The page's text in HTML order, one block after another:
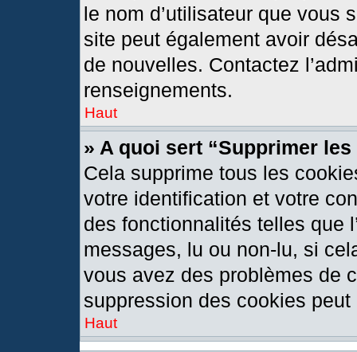
le nom d’utilisateur que vous
site peut également avoir
de nouvelles. Contactez
renseignements.
Haut
» A quoi sert “Supprimer
Cela supprime tous les
votre identification et votre
des fonctionnalités telles que
messages, lu ou non-lu, si
vous avez des problèmes de
suppression des cookies peut
Haut